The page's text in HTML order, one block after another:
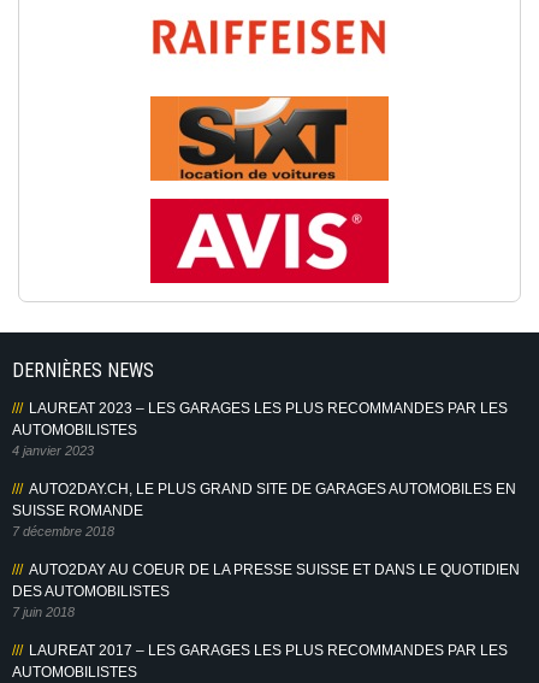
DERNIÈRES NEWS
LAUREAT 2023 – LES GARAGES LES PLUS RECOMMANDES PAR LES
AUTOMOBILISTES
4 janvier 2023
AUTO2DAY.CH, LE PLUS GRAND SITE DE GARAGES AUTOMOBILES EN
SUISSE ROMANDE
7 décembre 2018
AUTO2DAY AU COEUR DE LA PRESSE SUISSE ET DANS LE QUOTIDIEN
DES AUTOMOBILISTES
7 juin 2018
LAUREAT 2017 – LES GARAGES LES PLUS RECOMMANDES PAR LES
AUTOMOBILISTES